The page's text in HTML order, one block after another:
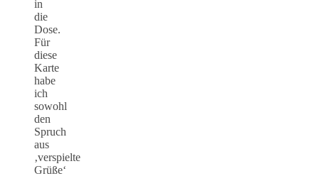
in
die
Dose.
Für
diese
Karte
habe
ich
sowohl
den
Spruch
aus
‚verspielte
Grüße‘